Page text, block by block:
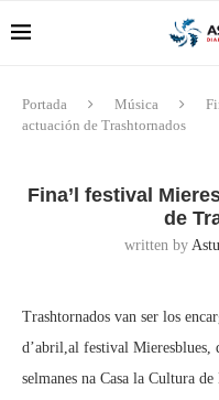
Portada Música
actuación de Trashtornados
Fina’l festival
de
written by
Trashtornados van ser los
d’abril,al festival Mieresblues,
selmanes na Casa la Cultura